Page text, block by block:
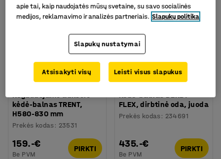
Reguliuojamo aukščio
kėdė-balnas TRENT,
H580-830 mm
Prekės kodas : 23531
159.-€
Be PVM
PIRKTI
Kėdė-balnas DERBY
FLEX, dirbtinė oda, juoda
Prekės kodas : 234691
435.-€
Be PVM
PIRKTI
apie tai, kaip naudojatės mūsų svetaine, su savo socialinės
medijos, reklamavimo ir analizės partneriais. Slapukų politika
Slapukų nustatymai
Atsisakyti visų Leisti visus slapukus